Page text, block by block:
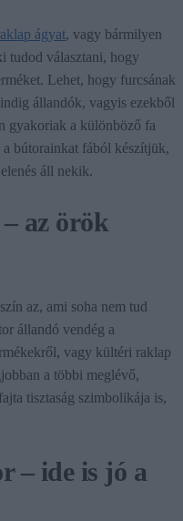
ágyat, vagy bármilyen
tudod választani, hogy
Lehet, hogy furcsának
állandók, vagyis ezekből
gyakoriak a különböző fa
bútorainkat fából készítjük,
áll nekik.
az örök
az, ami soha nem tud
állandó vendég a
vagy kültéri raklap
a többi meglévő,
tisztaság szimbolikája is,
– ide is jó a